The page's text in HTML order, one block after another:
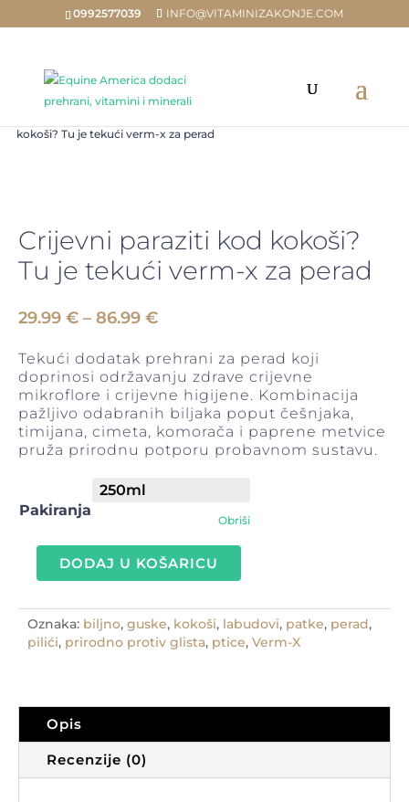
0992577039 INFO@VITAMINIZAKONJE.COM
kokoši? Tu je tekući verm-x za perad
Crijevni paraziti kod kokoši?
Tu je tekući verm-x za perad
29.99 € – 86.99 €Raspon
od
29.99 €
do
86.99 €
Tekući dodatak prehrani za perad koji
doprinosi održavanju zdrave crijevne
mikroflore i crijevne higijene. Kombinacija
pažljivo odabranih biljaka poput češnjaka,
timijana, cimeta, komorača i paprene metvice
pruža prirodnu potporu probavnom sustavu.
Pakiranja
Obriši
Crijevni
kod
kokoši?
Tu
perad
DODAJ U KOŠARICU
Oznaka: biljno, guske, kokoši, labudovi, patke, perad,
pilići, prirodno protiv glista, ptice, Verm-X
Opis
Recenzije (0)